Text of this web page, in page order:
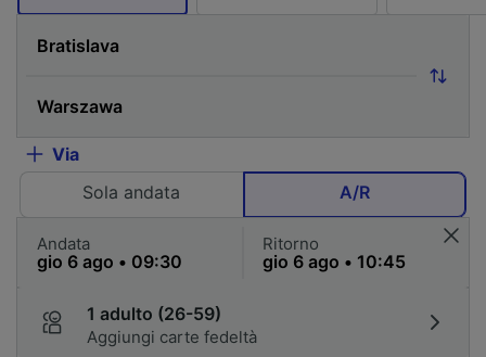
Via
Sola andata
A/R
Andata Ritorno
1 adulto (26-59)
Aggiungi carte fedeltà